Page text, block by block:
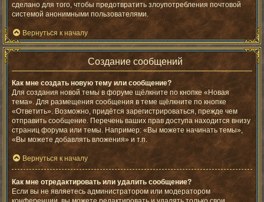
сделано для того, чтобы предотвратить злоупотребления почтовой
системой анонимными пользователями.
Вернуться к началу
Создание сообщений
Как мне создать новую тему или сообщение?
Для создания новой темы в форуме щёлкните по кнопке «Новая
тема». Для размещения сообщения в теме щёлкните по кнопке
«Ответить». Возможно, придётся зарегистрироваться, прежде чем
отправить сообщение. Перечень ваших прав доступа находится внизу
страниц форума или темы. Например: «Вы можете начинать темы»,
«Вы можете добавлять вложения» и т.п.
Вернуться к началу
Как мне отредактировать или удалить сообщение?
Если вы не являетесь администратором или модератором